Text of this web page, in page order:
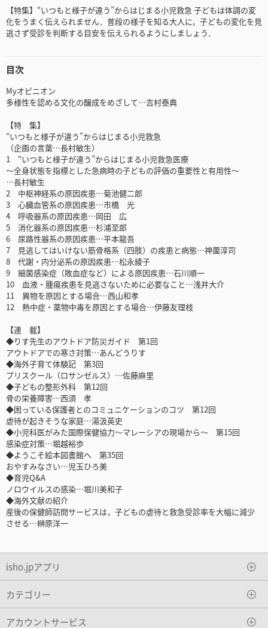
【特集】“いつもと様子が違う”からはじまる小児救急 子どもは体調の変
化をうまく伝えられません．普段の様子を知る大人に，子どもの変化を見
逃さず受診を判断する目安を伝えられるようにしましょう．
目次
Myオピニオン
多様性を認める文化の醸成をめざして…吉村泰典
【特 集】
“いつもと様子が違う”からはじまる小児救急
（企画の言葉…長村敏生）
1 “いつもと様子が違う”からはじまる小児救急医療
～全身状態を指標とした急病時の子どもの評価の重要性と有用性～
…長村敏生
2 中枢神経系の原因疾患…菊池健二郎
3 心臓血管系の原因疾患…市橋 光
4 呼吸器系の原因疾患…岡田 広
5 消化器系の原因疾患…杉浦至郎
6 尿路性器系の原因疾患…平本龍吾
7 見逃してはいけない筋骨格系（四肢）の疾患と病態…神薗淳司
8 代謝・内分泌系の原因疾患…松永綾子
9 細菌感染症（敗血症など）による原因疾患…石川順一
10 血液・腫瘍疾患を見逃さないために必要なこと…浅井大介
11 異物を原因とする場合…西山和孝
12 熱中症・薬物中毒を原因とする場合…伊藤友理枝
【連 載】
◆りす先生のアウトドア防災ガイド 第1回
アウトドアでの寒さ対策…あんどうりす
◆海外子育て体験記 第3回
プリスクール（ロサンゼルス）…佐藤麻里
◆子どもの整形外科 第12回
骨の栄養障害…西須 孝
◆困っている保護者とのコミュニケーションのコツ 第12回
虐待が起きそうな家庭…湯汲英史
◆小児科医がみた国際保健協力～マレーシアの現場から～ 第15回
感染症対策…堀越裕歩
◆ようこそ絵本図書館へ 第35回
おやすみなさい…児玉ひろ美
◆育児Q&A
ノロウイルスの感染…堀川美和子
◆海外文献の紹介
産後の保健師訪問サービスは，子どもの虐待と救急受診率を大幅に減少
させる…榊原洋一
isho.jpアプリ
カテゴリー
アカウントサービス